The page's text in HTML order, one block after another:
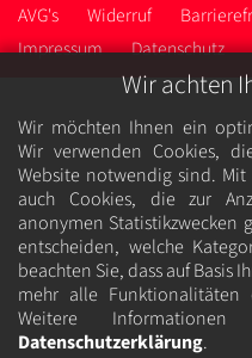
Wir achten
Wir möchten Ihnen ein
Wir verwenden Cookies,
Website notwendig sind.
auch Cookies, die zur
anonymen Statistikzwecken
entscheiden, welche
beachten Sie, dass auf Basis
mehr alle Funktionalitäten
Weitere
Datenschutzerklärung.
AVG's
Widerruf
Impressum
Datenschutz